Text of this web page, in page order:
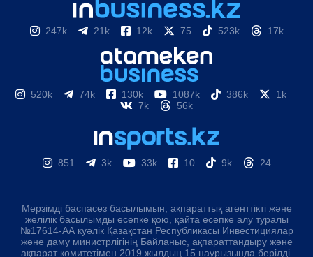
247k 21k 12k 75 523k 17k
520k 74k 130k 1087k 386k
1k
7k
56k
851 3k 33k 10 9k 24
Мерзімді баспасөз басылымын, ақпараттық агенттікті және
желілік басылымды есепке қою, қайта есепке алу туралы
№17614-АА куәлік Қазақстан Республикасы Инвестициялар
және даму министрлігінің Байланыс, ақпараттандыру және
ақпарат комитетімен 2019 жылдың 15 наурызында берілді.